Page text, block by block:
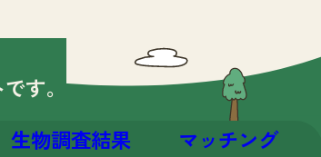
す。
生物調査結果 マッチング